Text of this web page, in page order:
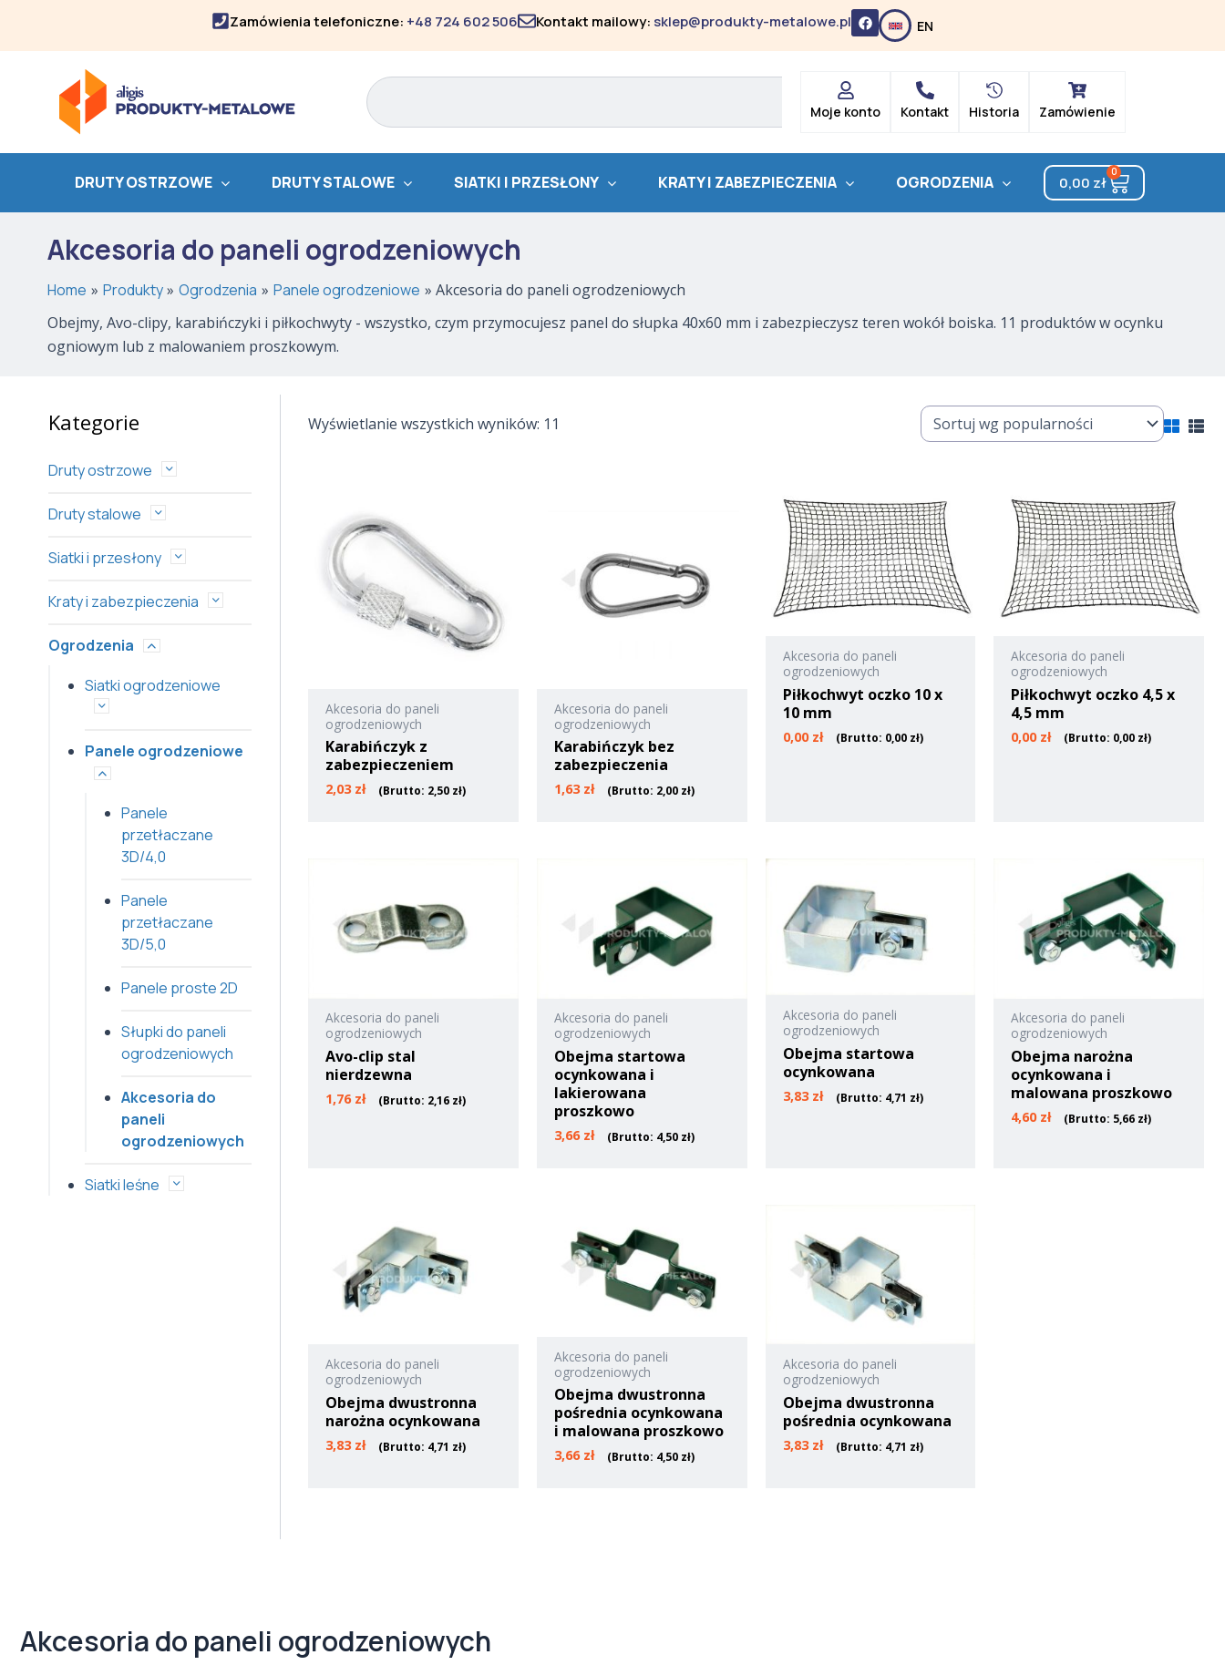
Zamówienia telefoniczne: +48 724 602 506 Kontakt mailowy: sklep@produkty-metalowe.pl F
a
c
e
k
EN
Search
Moje konto
Kontakt Historia Zamówienie
DRUTY OSTRZOWE DRUTY STALOWE SIATKI I PRZESŁONY KRATY I ZABEZPIECZENIA OGRODZENIA 0,00 zł
0
Cart
Akcesoria do paneli ogrodzeniowych
Home Produkty Ogrodzenia Panele ogrodzeniowe
Akcesoria do paneli ogrodzeniowych
Obejmy, Avo-clipy, karabińczyki i piłkochwyty - wszystko, czym przymocujesz panel do słupka 40x60 mm i zabezpieczysz teren wokół boiska. 11 produktów w ocynku
ogniowym lub z malowaniem proszkowym.
Kategorie
Druty ostrzowe
Druty stalowe
Siatki i przesłony
Kraty i zabezpieczenia
Ogrodzenia
Siatki ogrodzeniowe
Panele ogrodzeniowe
Panele
przetłaczane
3D/4,0
Panele
przetłaczane
3D/5,0
Panele proste 2D
Słupki do paneli
ogrodzeniowych
Akcesoria do
paneli
ogrodzeniowych
Siatki leśne
Wyświetlanie wszystkich wyników: 11
według
popularności
Akcesoria do paneli
ogrodzeniowych
Karabińczyk z
zabezpieczeniem
2,03 zł (Brutto: 2,50 zł)
Akcesoria do paneli
ogrodzeniowych
Karabińczyk bez
zabezpieczenia
1,63 zł (Brutto: 2,00 zł)
Akcesoria do paneli
ogrodzeniowych
Piłkochwyt oczko 10 x
10 mm
0,00 zł (Brutto: 0,00 zł)
Akcesoria do paneli
ogrodzeniowych
Piłkochwyt oczko 4,5 x
4,5 mm
0,00 zł (Brutto: 0,00 zł)
Akcesoria do paneli
ogrodzeniowych
Avo-clip stal
nierdzewna
1,76 zł (Brutto: 2,16 zł)
Akcesoria do paneli
ogrodzeniowych
Obejma startowa
ocynkowana i
lakierowana
proszkowo
3,66 zł (Brutto: 4,50 zł)
Akcesoria do paneli
ogrodzeniowych
Obejma startowa
ocynkowana
3,83 zł (Brutto: 4,71 zł)
Akcesoria do paneli
ogrodzeniowych
Obejma narożna
ocynkowana i
malowana proszkowo
4,60 zł (Brutto: 5,66 zł)
Akcesoria do paneli
ogrodzeniowych
Obejma dwustronna
narożna ocynkowana
3,83 zł (Brutto: 4,71 zł)
Akcesoria do paneli
ogrodzeniowych
Obejma dwustronna
pośrednia ocynkowana
i malowana proszkowo
3,66 zł (Brutto: 4,50 zł)
Akcesoria do paneli
ogrodzeniowych
Obejma dwustronna
pośrednia ocynkowana
3,83 zł (Brutto: 4,71 zł)
Akcesoria do paneli ogrodzeniowych